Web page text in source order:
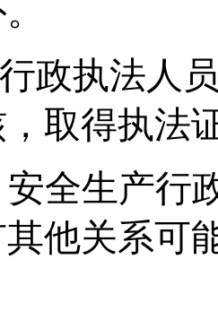
政执法人
取得执法
全生产行
他关系可